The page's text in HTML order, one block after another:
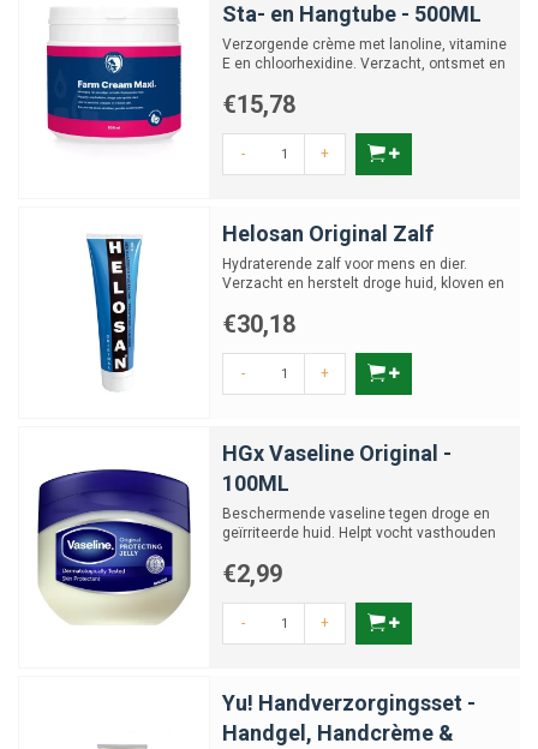
Sta- en Hangtube - 500ML
Verzorgende crème met lanoline, vitamine
E en chloorhexidine. Verzacht, ontsmet en
€15,78
- +
Helosan Original Zalf
Hydraterende zalf voor mens en dier.
Verzacht en herstelt droge huid, kloven en
€30,18
- +
HGx Vaseline Original -
100ML
Beschermende vaseline tegen droge en
geïrriteerde huid. Helpt vocht vasthouden
€2,99
- +
Yu! Handverzorgingsset -
Handgel, Handcrème &